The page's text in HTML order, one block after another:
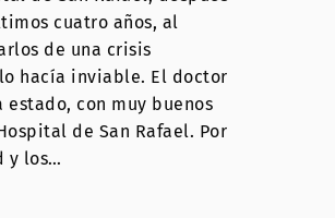
cuatro años, al
de una crisis
hacía inviable. El doctor
estado, con muy buenos
de San Rafael. Por
y los…